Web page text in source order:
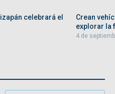
celebrará el
Crean
explorar la
4 de